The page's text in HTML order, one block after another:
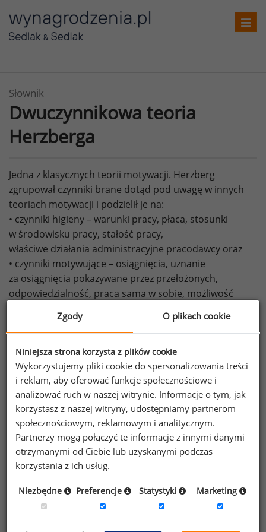
Słownik
Dwuczynnikowa teoria
Herzberga
Jedna z klasycznych teorii motywacji. Herzberg
zgrupował czynniki brane dotąd pod uwagę w innych
teoriach motywacji i podzielił je na:
• czynniki higieny – warunki pracy, płaca, stosunki
w środowisku pracy, stałość pracy,
właściwe działania administracyjne pracodawcy oraz
• czynniki motywujące – osiągnięcia, uznanie
za osiągnięcia pokazywane przez przełożonych,
odpowiedzialność, praca sama w sobie, możliwość
Zaspokojenie czynników higieny przyczynia się -
zdaniem Herzberga - jedynie do utrzymania
efektywności pracy i braku niezadowolenia.
Koncentrując się na tych czynnikach, pracodawca
nie zmotywuje pracowników do wzmożonej pracy
i lepszych efektów. Może to osiągnąć jedynie poprzez
odwołanie się do czynników motywujących, które
zwiększają zadowolenie z pracy i zaangażowanie. Teoria
ta nazywana jest także teorią czynników motywacyjnych
i higieny.
Zgody O plikach cookie
Niniejsza strona korzysta z plików cookie
Wykorzystujemy pliki cookie do spersonalizowania treści
i reklam, aby oferować funkcje społecznościowe i
analizować ruch w naszej witrynie. Informacje o tym, jak
korzystasz z naszej witryny, udostępniamy partnerom
społecznościowym, reklamowym i analitycznym.
Partnerzy mogą połączyć te informacje z innymi danymi
otrzymanymi od Ciebie lub uzyskanymi podczas
korzystania z ich usług.
Niezbędne Preferencje Statystyki Marketing